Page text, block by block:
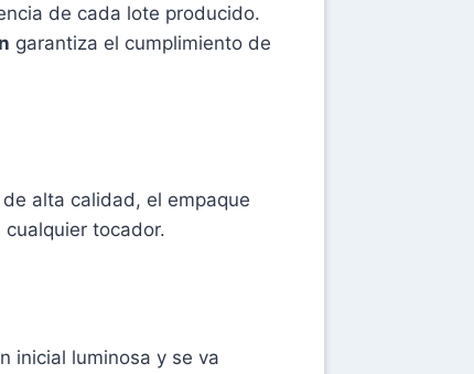
de cada lote producido.
garantiza el cumplimiento de
alta calidad, el empaque
tocador.
inicial luminosa y se va